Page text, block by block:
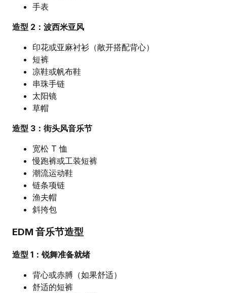
手表
造型 2：波西米亚风
印花或亚麻衬衫（敞开搭配背心）
短裤
凉鞋或帆布鞋
串珠手链
太阳镜
草帽
造型 3：街头风音乐节
宽松 T 恤
慢跑裤或工装短裤
潮流运动鞋
链条项链
渔夫帽
斜挎包
EDM 音乐节造型
造型 1：锐舞准备就绪
背心或赤膊（如果舒适）
舒适的短裤